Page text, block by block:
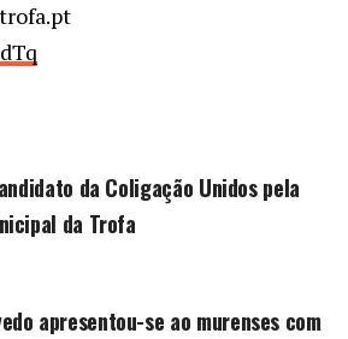
da Coligação Unidos pela
da Trofa
apresentou-se ao murenses com